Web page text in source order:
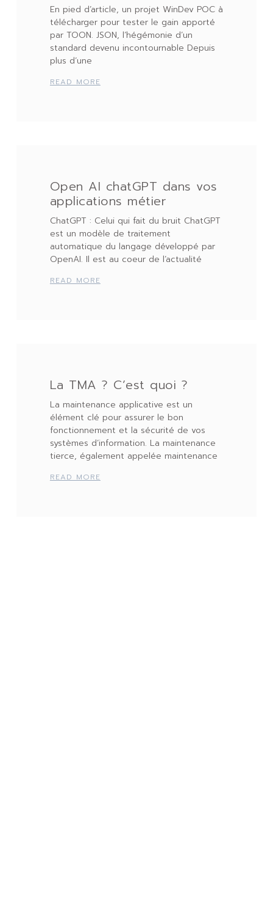
En pied d’article, un projet WinDev POC à
télécharger pour tester le gain apporté
par TOON. JSON, l’hégémonie d’un
standard devenu incontournable Depuis
plus d’une
READ MORE
Open AI chatGPT dans vos
applications métier
ChatGPT : Celui qui fait du bruit ChatGPT
est un modèle de traitement
automatique du langage développé par
OpenAI. Il est au coeur de l’actualité
READ MORE
La TMA ? C’est quoi ?
La maintenance applicative est un
élément clé pour assurer le bon
fonctionnement et la sécurité de vos
systèmes d’information. La maintenance
tierce, également appelée maintenance
READ MORE